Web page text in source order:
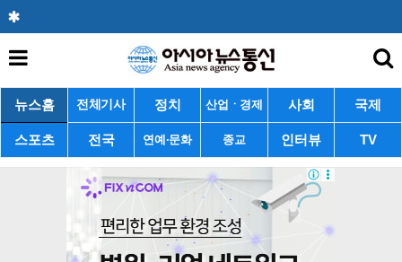
뉴스홈 전체기사 정치 산업ㆍ경제 사회 국제
스포츠 전국 연예·문화 종교 인터뷰 TV